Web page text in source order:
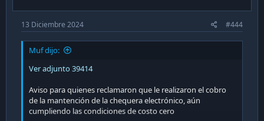
13 Diciembre 2024 #444
Muf dijo:
Ver adjunto 39414
Aviso para quienes reclamaron que le realizaron el cobro
de la mantención de la chequera electrónico, aún
cumpliendo las condiciones de costo cero